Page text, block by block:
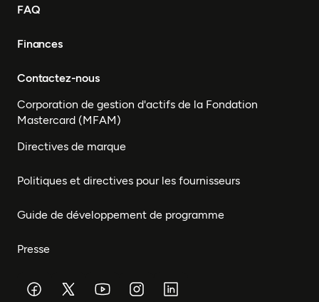
FAQ
Finances
Contactez-nous
Corporation de gestion d'actifs de la Fondation
Mastercard (MFAM)
Directives de marque
Politiques et directives pour les fournisseurs
Guide de développement de programme
Presse